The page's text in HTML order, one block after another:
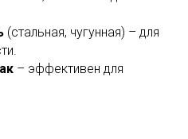
(стальная, чугунная) – для
– эффективен для